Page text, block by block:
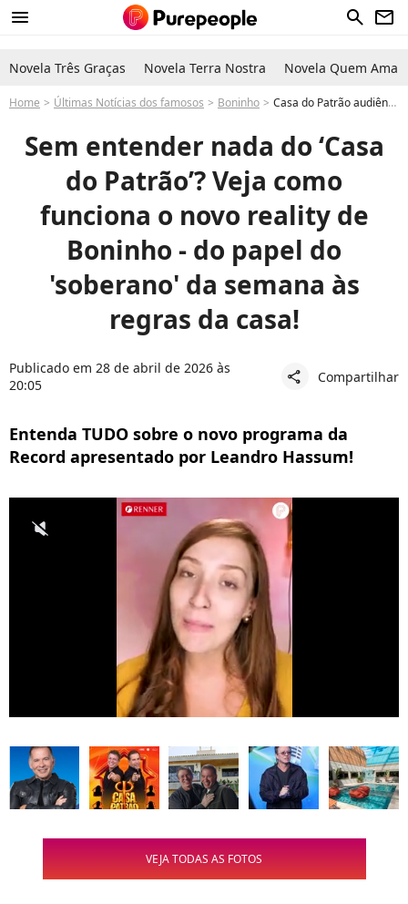
menu search newsletter
Novela Três Graças Novela Terra Nostra Novela Quem Ama
Home Últimas Notícias dos famosos Boninho Casa do Patrão audiência participantes como funciona entenda o novo reality de Boninho da Record
Sem entender nada do ‘Casa
do Patrão’? Veja como
funciona o novo reality de
Boninho - do papel do
'soberano' da semana às
regras da casa!
Publicado em 28 de abril de 2026 às
20:05
share Compartilhar
Entenda TUDO sobre o novo programa da
Record apresentado por Leandro Hassum!
VEJA TODAS AS FOTOS